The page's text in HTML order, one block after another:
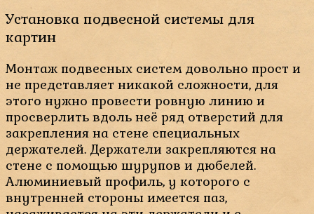
Установка подвесной системы для
картин
Монтаж подвесных систем довольно прост и
не представляет никакой сложности, для
этого нужно провести ровную линию и
просверлить вдоль неё ряд отверстий для
закрепления на стене специальных
держателей. Держатели закрепляются на
стене с помощью шурупов и дюбелей.
Алюминиевый профиль, у которого с
внутренней стороны имеется паз,